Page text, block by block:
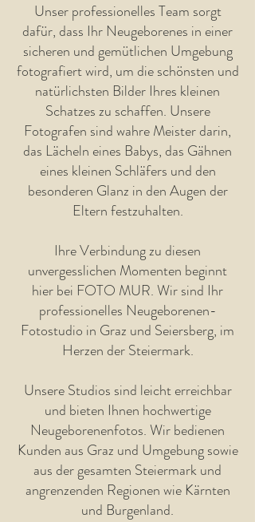
Unser professionelles Team sorgt
dafür, dass Ihr Neugeborenes in einer
sicheren und gemütlichen Umgebung
fotografiert wird, um die schönsten und
natürlichsten Bilder Ihres kleinen
Schatzes zu schaffen. Unsere
Fotografen sind wahre Meister darin,
das Lächeln eines Babys, das Gähnen
eines kleinen Schläfers und den
besonderen Glanz in den Augen der
Eltern festzuhalten.
Ihre Verbindung zu diesen
unvergesslichen Momenten beginnt
hier bei FOTO MUR. Wir sind Ihr
professionelles Neugeborenen-
Fotostudio in Graz und Seiersberg, im
Herzen der Steiermark.
Unsere Studios sind leicht erreichbar
und bieten Ihnen hochwertige
Neugeborenenfotos. Wir bedienen
Kunden aus Graz und Umgebung sowie
aus der gesamten Steiermark und
angrenzenden Regionen wie Kärnten
und Burgenland.